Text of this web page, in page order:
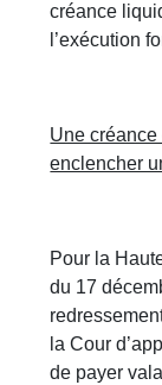
créance
l’exécution
Une
enclencher
Pour la
du 17
la Cour
de payer